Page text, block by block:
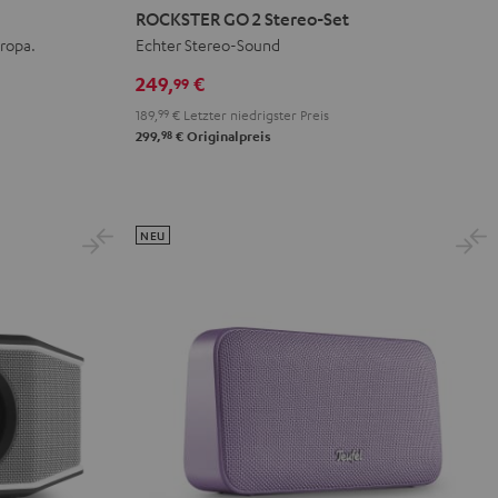
GO
2
Set
Black
&
GO
2
Set
Gray
&
GO
Night
Black
ROCKSTER GO 2 Stereo-Set
Echter Stereo-Sound
249,99 €
189, 99 € Letzter niedrigster Preis
299,98 € Originalpreis
NEU